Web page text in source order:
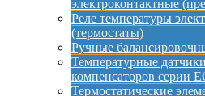
электроконтактные
Реле температуры
(термостаты)
Ручные
Температурные
компенсаторов серии
Термостатические